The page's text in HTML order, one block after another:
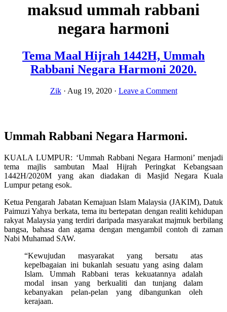
maksud ummah rabbani
negara harmoni
Tema Maal Hijrah 1442H, Ummah
Rabbani Negara Harmoni 2020.
Zik· Aug 19, 2020· Leave a Comment
Ummah Rabbani Negara Harmoni.
KUALA LUMPUR: ‘Ummah Rabbani Negara Harmoni’ menjadi
tema majlis sambutan Maal Hijrah Peringkat Kebangsaan
1442H/2020M yang akan diadakan di Masjid Negara Kuala
Lumpur petang esok.
Ketua Pengarah Jabatan Kemajuan Islam Malaysia (JAKIM), Datuk
Paimuzi Yahya berkata, tema itu bertepatan dengan realiti kehidupan
rakyat Malaysia yang terdiri daripada masyarakat majmuk berbilang
bangsa, bahasa dan agama dengan mengambil contoh di zaman
Nabi Muhamad SAW.
“Kewujudan masyarakat yang bersatu atas
kepelbagaian ini bukanlah sesuatu yang asing dalam
Islam. Ummah Rabbani teras kekuatannya adalah
modal insan yang berkualiti dan tunjang dalam
kebanyakan pelan-pelan yang dibangunkan oleh
kerajaan.